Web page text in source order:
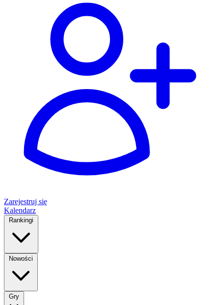
Zarejestruj się
Kalendarz
Rankingi
Nowości
Gry